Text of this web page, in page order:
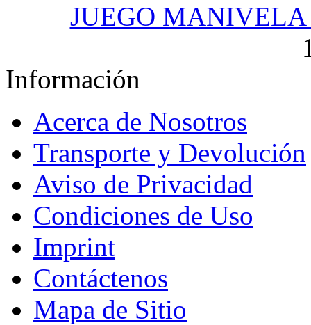
JUEGO
Información
Acerca de Nosotros
Transporte y Devolución
Aviso de Privacidad
Condiciones de Uso
Imprint
Contáctenos
Mapa de Sitio